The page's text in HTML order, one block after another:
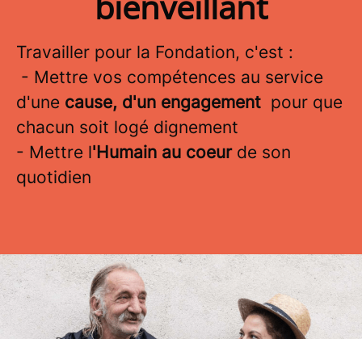
Travailler pour la Fondation, c'est :
- Mettre vos compétences au service
d'une cause, d'un engagement pour que
chacun soit logé dignement
- Mettre l'Humain au coeur de son
quotidien